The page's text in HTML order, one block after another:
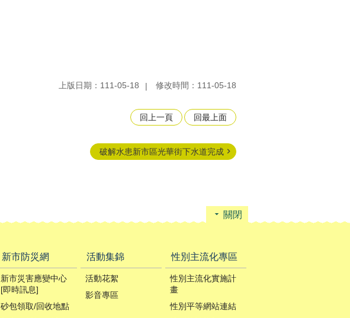
上版日期：111-05-18 修改時間：111-05-18
回上一頁 回最上面
破解水患新市區光華街下水道完成
關閉
新市防災網
新市災害應變中心
[即時訊息]
砂包領取/回收地點
活動集錦
活動花絮
影音專區
性別主流化專區
性別主流化實施計
畫
性別平等網站連結